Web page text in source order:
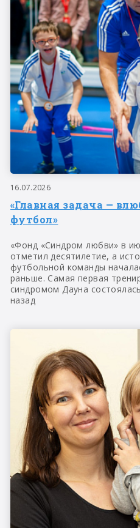
16.07.2026
«Главная задача —
футбол»
«Фонд «Синдром любви» в
отметил десятилетие, а
футбольной команды
раньше. Самая первая
синдромом Дауна
назад